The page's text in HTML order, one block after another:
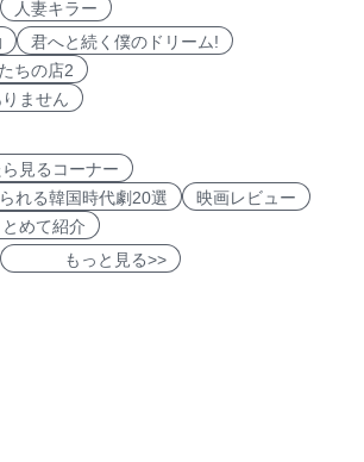
人妻キラー
君へと続く僕のドリーム!
ちの店2
ません
見るコーナー
れる韓国時代劇20選
映画レビュー
めて紹介
もっと見る>>